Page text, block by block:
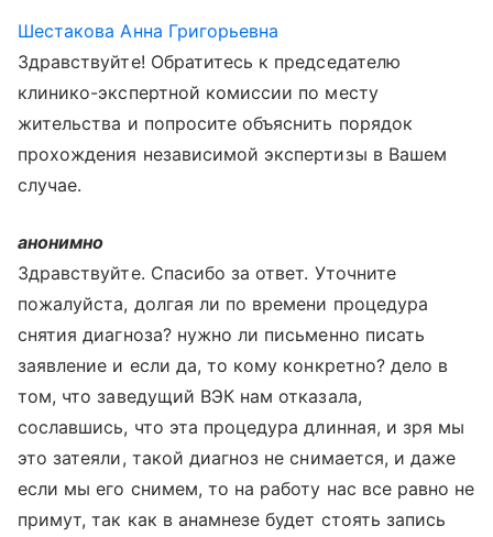
Шестакова Анна Григорьевна
Здравствуйте! Обратитесь к председателю
клинико-экспертной комиссии по месту
жительства и попросите объяснить порядок
прохождения независимой экспертизы в Вашем
случае.
анонимно
Здравствуйте. Спасибо за ответ. Уточните
пожалуйста, долгая ли по времени процедура
снятия диагноза? нужно ли письменно писать
заявление и если да, то кому конкретно? дело в
том, что заведущий ВЭК нам отказала,
сославшись, что эта процедура длинная, и зря мы
это затеяли, такой диагноз не снимается, и даже
если мы его снимем, то на работу нас все равно не
примут, так как в анамнезе будет стоять запись